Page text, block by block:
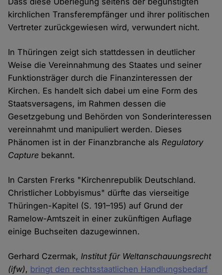
kirchlichen Transferempfänger und ihrer politischen
Vertreter zurückgewiesen wird, verwundert nicht.
In Thüringen zeigt sich stattdessen in deutlicher
Weise die Vereinnahmung des Staates und seiner
Funktionsträger durch die Finanzinteressen der
Kirchen. Es handelt sich dabei um eine Form des
Staatsversagens, im Rahmen dessen die
Gesetzgebung und Behörden von Sonderinteressen
vereinnahmt und manipuliert werden. Dieses
Phänomen ist in der Finanzbranche alsRegulatory
Capture bekannt.
In Carsten Frerks "Kirchenrepublik Deutschland.
Christlicher Lobbyismus" dürfte das vierseitige
Thüringen-Kapitel (S. 191–195) auf Grund der
Ramelow-Amtszeit in einer zukünftigen Auflage
einige Buchseiten dazugewinnen.
Gerhard Czermak,Institut für Weltanschauungsrecht
(ifw), bringt den rechtsstaatlichen Handlungsbedarf